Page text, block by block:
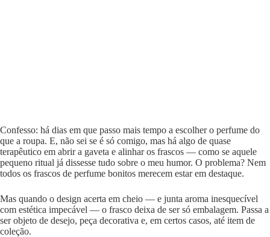
Confesso: há dias em que passo mais tempo a escolher o perfume do
que a roupa. E, não sei se é só comigo, mas há algo de quase
terapêutico em abrir a gaveta e alinhar os frascos — como se aquele
pequeno ritual já dissesse tudo sobre o meu humor. O problema? Nem
todos os frascos de perfume bonitos merecem estar em destaque.
Mas quando o design acerta em cheio — e junta aroma inesquecível
com estética impecável — o frasco deixa de ser só embalagem. Passa a
ser objeto de desejo, peça decorativa e, em certos casos, até item de
coleção.